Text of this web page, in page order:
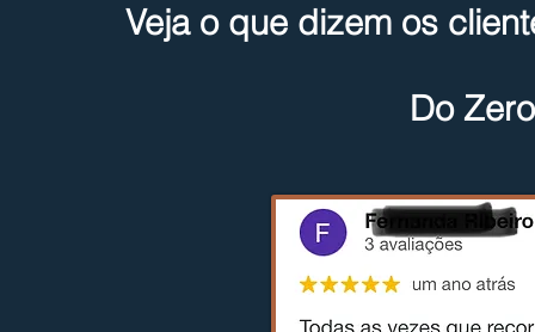
Grow
Veja o que dizem os
Do